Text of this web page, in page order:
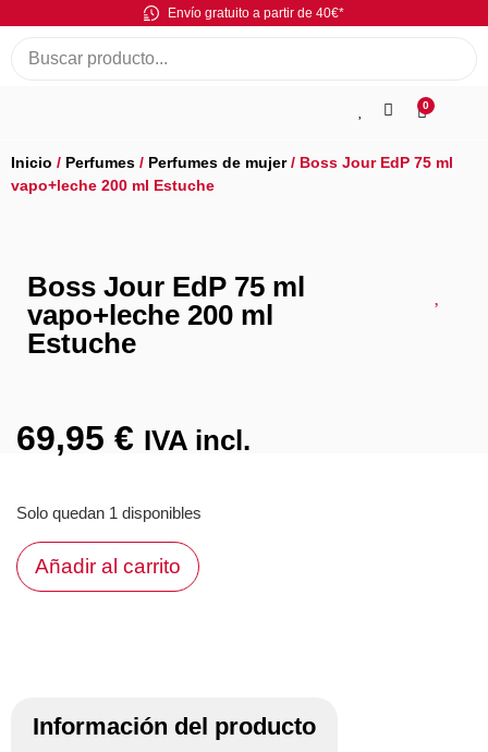
Envío gratuito a partir de 40€*
0
Inicio / Perfumes / Perfumes de mujer/ Boss Jour EdP 75 ml
vapo+leche 200 ml Estuche
Boss Jour EdP 75 ml
vapo+leche 200 ml
Estuche
69,95 € IVA incl.
Solo quedan 1 disponibles
Añadir al carrito
Información del producto